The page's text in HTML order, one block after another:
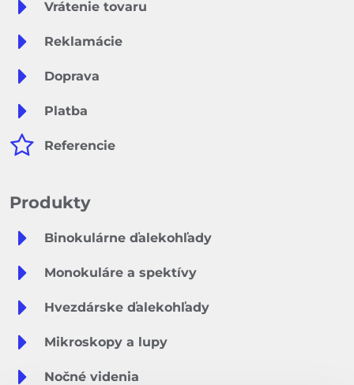
Vrátenie tovaru
Reklamácie
Doprava
Platba
Referencie
Produkty
Binokulárne ďalekohľady
Monokuláre a spektívy
Hvezdárske ďalekohľady
Mikroskopy a lupy
Nočné videnia